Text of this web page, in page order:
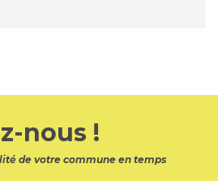
nous !
de votre commune en temps